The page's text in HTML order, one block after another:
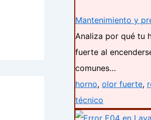
Mantenimiento y
Analiza por qué tu
fuerte al
comunes…
horno, olor fuerte,
técnico